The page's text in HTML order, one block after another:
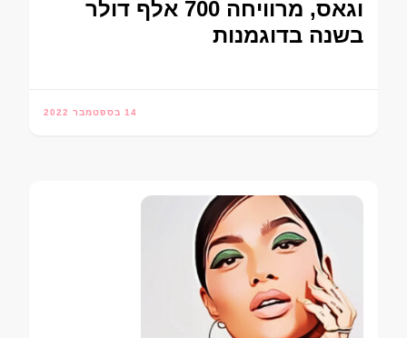
וגאס, מרוויחה 700 אלף דולר
בשנה בדוגמנות
14 בספטמבר 2022